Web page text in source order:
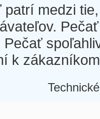
patrí medzi
Pečať
k